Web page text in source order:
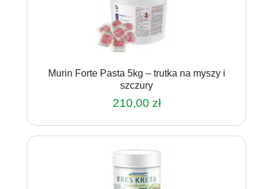
Murin Forte Pasta 5kg – trutka na myszy i
szczury
210,00 zł